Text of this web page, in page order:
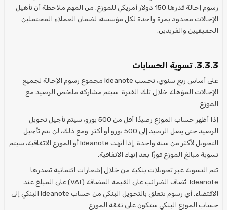
رسوم إحالة قدرها 150 دولار أمريكي للموزع. من المهم ملاحظة أن تأهيل
الإحالات محدود بمرة واحدة لكل مؤسسة، لضمان العملاء المحتملين
الحقيقيين والفريدين.
3.3.3. تسوية الحسابات
على أساس ربع سنوي، تحسب Ideanote مجموع رسوم الإحالة لجميع
الإحالات المؤهلة خلال تلك الفترة. سيتم مشاركة ملخص الرصيد مع
الموزع.
إذا أظهر حساب الموزع رصيدًا أقل من 500 يورو، سيتم تأجيل تحويل
الرصيد حتى يصل الرصيد إلى 500 يورو أو أكثر. ومع ذلك، لن يتم تأجيل
التحويل لأكثر من سنة واحدة. إذا أنهت Ideanote أو الموزع الاتفاقية، سيتم
تسوية مبالغ الموزع فورًا بعد إنهاء الاتفاقية.
تتم التسوية عبر تحويلات بنكية من خلال إشعارات ائتمانية تصدرها
Ideanote. تُضاف الضرائب على القيمة المضافة (VAT) على المبلغ عند
الاقتضاء. أي رسوم تتعلق بالتحويل البنكي من حساب Ideanote البنكي إلى
حساب الموزع البنكي ستكون على نفقة الموزع.